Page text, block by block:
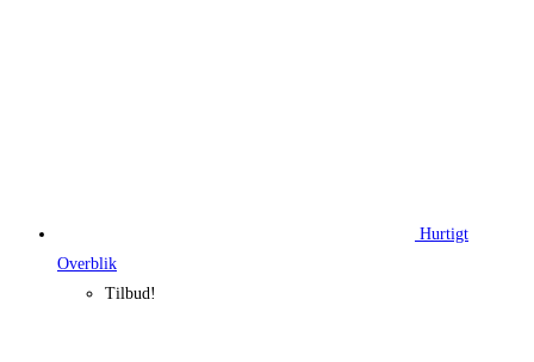
Hurtigt
Overblik
Tilbud!